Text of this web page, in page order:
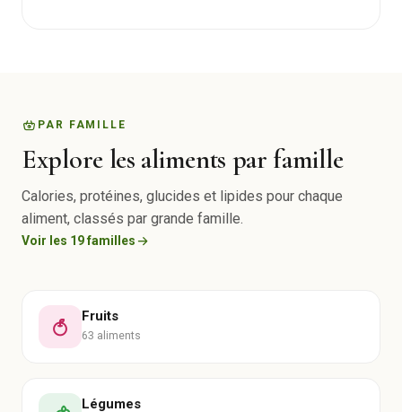
PAR FAMILLE
Explore les aliments par famille
Calories, protéines, glucides et lipides pour chaque
aliment, classés par grande famille.
Voir les 19 familles
Fruits
63 aliments
Légumes